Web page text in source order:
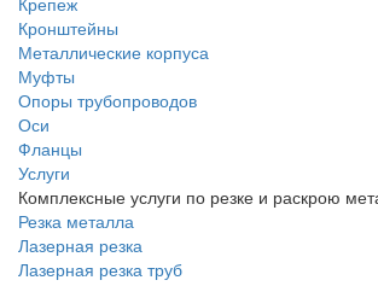
Кронштейны
Металлические корпуса
Муфты
Опоры трубопроводов
Оси
Фланцы
Услуги
Комплексные услуги по резке и раскрою
Резка металла
Лазерная резка
Лазерная резка труб